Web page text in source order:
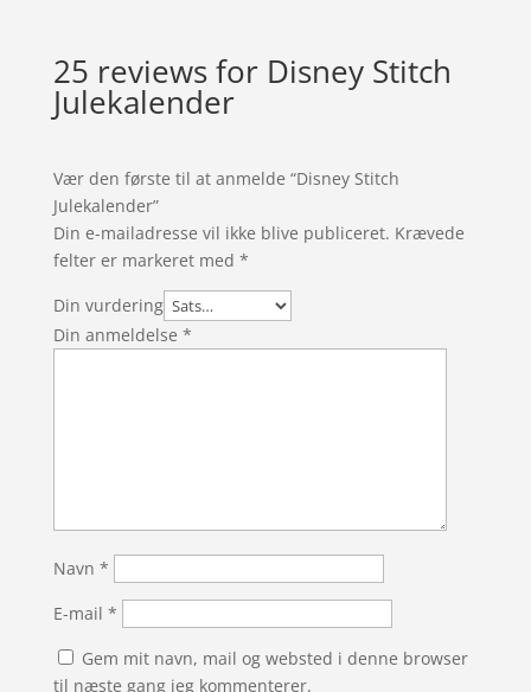
25 reviews for Disney Stitch
Julekalender
Vær den første til at anmelde “Disney Stitch
Julekalender”
Din e-mailadresse vil ikke blive publiceret. Krævede
felter er markeret med *
Din vurdering
Din anmeldelse *
Navn *
E-mail *
Gem mit navn, mail og websted i denne browser
til næste gang jeg kommenterer.